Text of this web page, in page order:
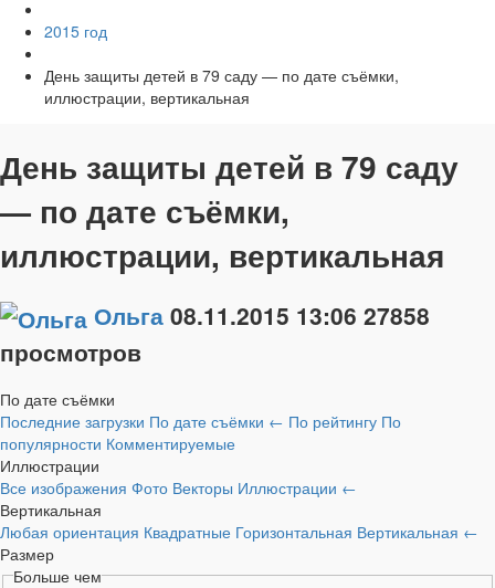
2015 год
День защиты детей в 79 саду — по дате съёмки,
иллюстрации, вертикальная
День защиты детей в 79 саду
— по дате съёмки,
иллюстрации, вертикальная
Ольга 08.11.2015 13:06 27858
просмотров
По дате съёмки
Последние загрузки По дате съёмки ← По рейтингу По
популярности Комментируемые
Иллюстрации
Все изображения Фото Векторы Иллюстрации ←
Вертикальная
Любая ориентация Квадратные Горизонтальная Вертикальная ←
Размер
Больше чем